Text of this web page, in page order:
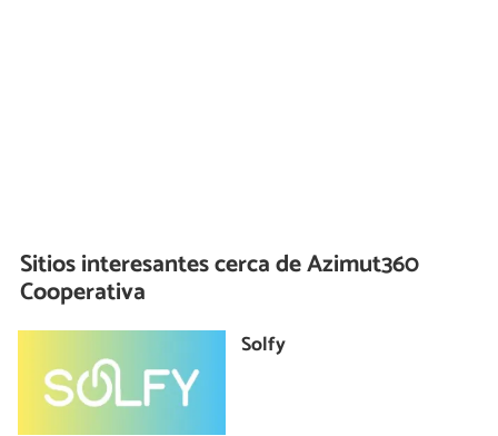
Sitios interesantes cerca deAzimut360
Cooperativa
Solfy